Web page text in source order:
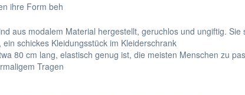
ihre Form beh
aus modalem Material hergestellt, geruchlos und ungiftig.
schickes Kleidungsstück im Kleiderschrank
80 cm lang, elastisch genug ist, die meisten Menschen zu
Tragen